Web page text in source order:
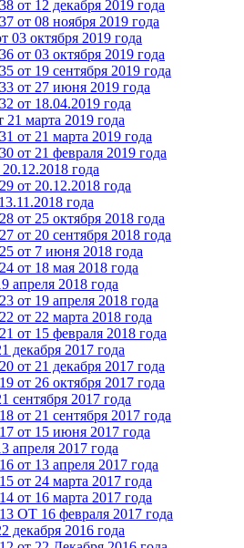
12 декабря 2019 года
08 ноября 2019 года
октября 2019 года
03 октября 2019 года
19 сентября 2019 года
от 27 июня 2019 года
от 18.04.2019 года
марта 2019 года
от 21 марта 2019 года
21 февраля 2019 года
года
от 20.12.2018 года
года
25 октября 2018 года
20 сентября 2018 года
от 7 июня 2018 года
от 18 мая 2018 года
2018 года
19 апреля 2018 года
от 22 марта 2018 года
15 февраля 2018 года
2017 года
21 декабря 2017 года
26 октября 2017 года
2017 года
21 сентября 2017 года
от 15 июня 2017 года
2017 года
13 апреля 2017 года
от 24 марта 2017 года
от 16 марта 2017 года
ОТ 16 февраля 2017 года
2016 года